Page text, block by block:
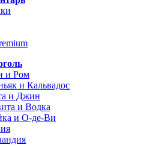
и Ром
и Кальвадос
и Джин
и Водка
и О-де-Ви